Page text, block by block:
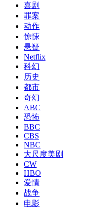
喜剧
罪案
动作
惊悚
悬疑
Netflix
科幻
历史
都市
奇幻
ABC
恐怖
BBC
CBS
NBC
大尺度美剧
CW
HBO
爱情
战争
电影